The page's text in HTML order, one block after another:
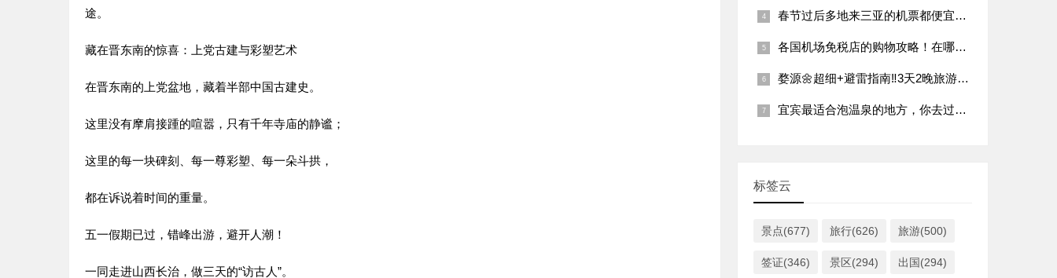
途。
藏在晋东南的惊喜：上党古建与彩塑艺术
在晋东南的上党盆地，藏着半部中国古建史。
这里没有摩肩接踵的喧嚣，只有千年寺庙的静谧；
这里的每一块碑刻、每一尊彩塑、每一朵斗拱，
都在诉说着时间的重量。
五一假期已过，错峰出游，避开人潮！
一同走进山西长治，做三天的“访古人”。
春节过后多地来三亚的机票都便宜啦！
各国机场免税店的购物攻略！在哪个机场买东西最划算？
婺源🌼超细+避雷指南‼️3天2晚旅游攻略（景点
宜宾最适合泡温泉的地方，你去过几个？
标签云
景点(677) 旅行(626) 旅游(500)
签证(346) 景区(294) 出国(294)